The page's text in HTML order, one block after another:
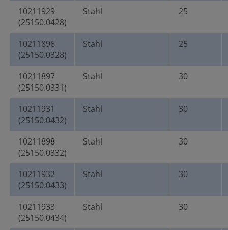
10211929
(25150.0428)
Stahl 25
10211896
(25150.0328)
Stahl 25
10211897
(25150.0331)
Stahl 30
10211931
(25150.0432)
Stahl 30
10211898
(25150.0332)
Stahl 30
10211932
(25150.0433)
Stahl 30
10211933
(25150.0434)
Stahl 30